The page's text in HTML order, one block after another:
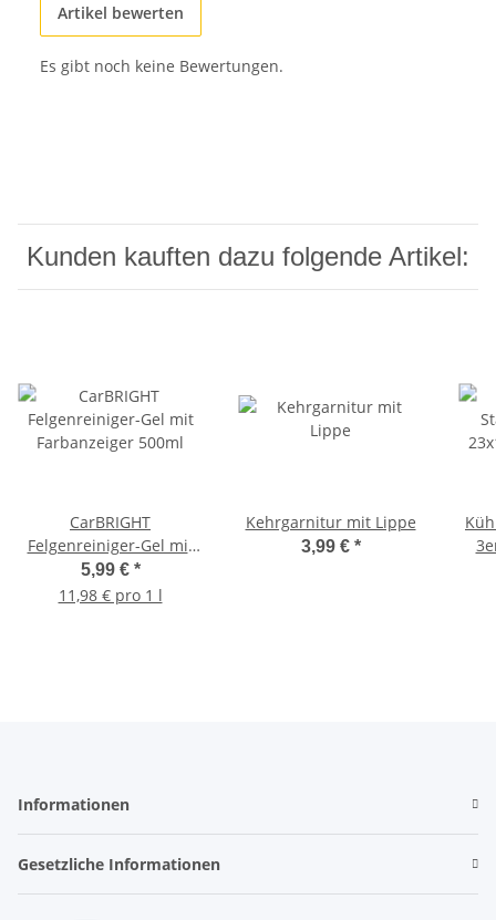
Artikel bewerten
Es gibt noch keine Bewertungen.
Kunden kauften dazu folgende Artikel:
CarBRIGHT
Felgenreiniger-Gel mit
Farbanzeiger 500ml
5,99 € *
11,98 € pro 1 l
Kehrgarnitur mit Lippe
3,99 € *
Informationen
Gesetzliche Informationen